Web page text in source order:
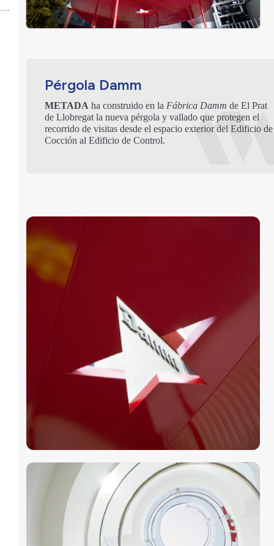
Pérgola Damm
METADA ha construido en la Fábrica Damm de El Prat
de Llobregat la nueva pérgola y vallado que protegen el
recorrido de visitas desde el espacio exterior del Edificio de
Cocción al Edificio de Control.